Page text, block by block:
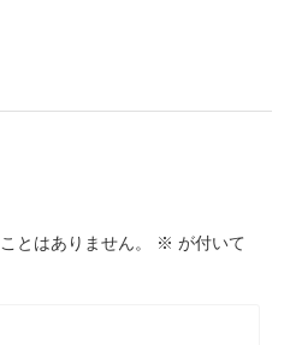
とはありません。 ※ が付いて